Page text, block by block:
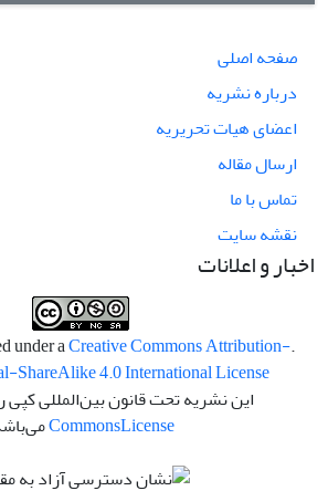
صفحه اصلی
درباره نشریه
اعضای هیات تحریریه
ارسال مقاله
تماس با ما
نقشه سایت
اخبار و اعلانات
.This work is licensed under a
Creative Commons Attribution-
ShareAlike 4.0 International License
این نشریه تحت قانون بین‌المللی کپی
CommonsLicense